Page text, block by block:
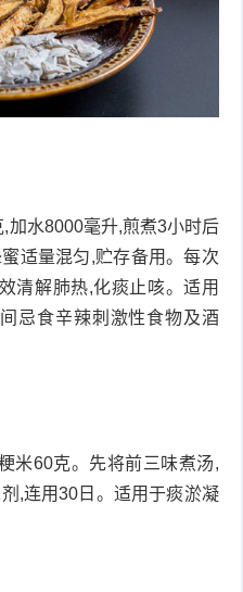
加水8000毫升,煎煮3小时后
适量混匀,贮存备用。每次
清解肺热,化痰止咳。适用
忌食辛辣刺激性食物及酒
米60克。先将前三味煮汤,
,连用30日。适用于痰淤凝